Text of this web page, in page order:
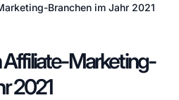
Branchen im Jahr 2021
Marketing-
2021